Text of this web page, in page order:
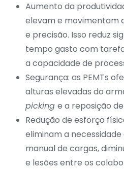
Aumento da
elevam e movimentam
e precisão. Isso reduz
tempo gasto com
a capacidade de
Segurança: as PEMTs
alturas elevadas do
picking e a reposição
Redução de esforço
eliminam a
manual de cargas,
e lesões entre os